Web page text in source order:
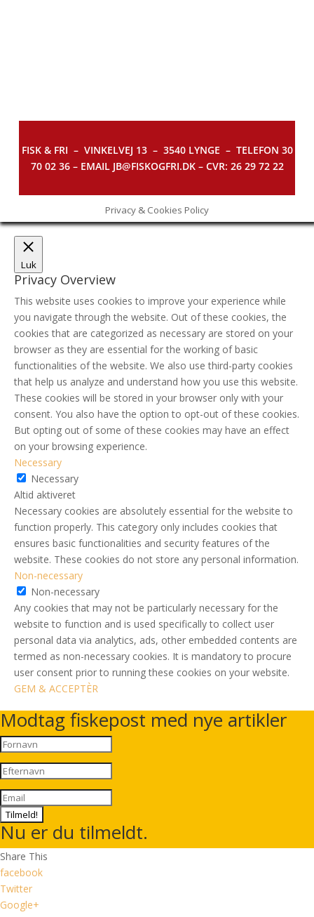
FISK & FRI – VINKELVEJ 13 – 3540 LYNGE – TELEFON 30
70 02 36 – EMAIL JB@FISKOGFRI.DK – CVR: 26 29 72 22
Privacy & Cookies Policy
Luk
Privacy Overview
This website uses cookies to improve your experience while
you navigate through the website. Out of these cookies, the
cookies that are categorized as necessary are stored on your
browser as they are essential for the working of basic
functionalities of the website. We also use third-party cookies
that help us analyze and understand how you use this website.
These cookies will be stored in your browser only with your
consent. You also have the option to opt-out of these cookies.
But opting out of some of these cookies may have an effect
on your browsing experience.
Necessary
Necessary
Altid aktiveret
Necessary cookies are absolutely essential for the website to
function properly. This category only includes cookies that
ensures basic functionalities and security features of the
website. These cookies do not store any personal information.
Non-necessary
Non-necessary
Any cookies that may not be particularly necessary for the
website to function and is used specifically to collect user
personal data via analytics, ads, other embedded contents are
termed as non-necessary cookies. It is mandatory to procure
user consent prior to running these cookies on your website.
GEM & ACCEPTÈR
Modtag fiskepost med nye artikler
Tilmeld!
Nu er du tilmeldt.
Share This
facebook
Twitter
Google+